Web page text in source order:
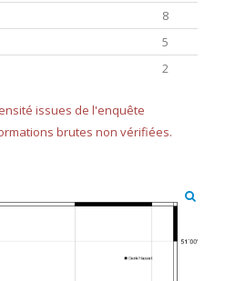
8
5
2
issues de l'enquête
brutes non vérifiées.